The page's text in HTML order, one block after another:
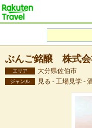
ぶんご銘醸 株式会
エリア 大分県佐伯市
ジャンル 見る - 工場見学 -